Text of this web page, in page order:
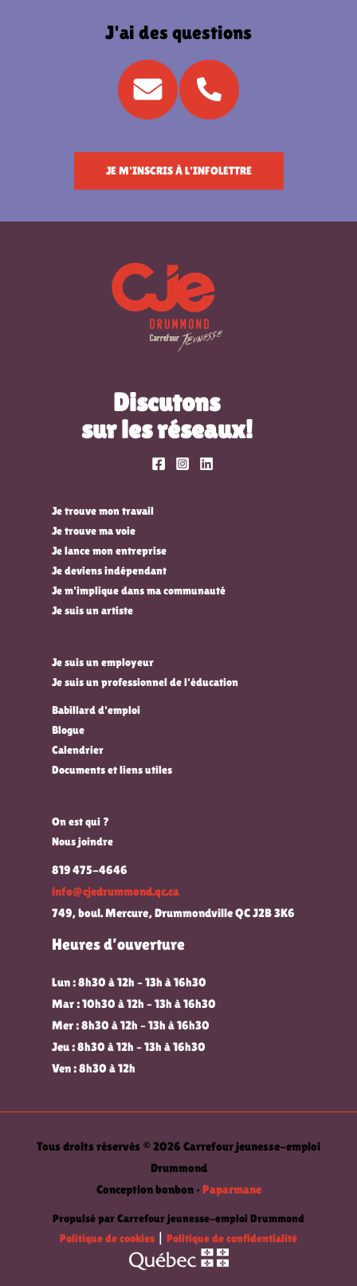
J'ai des questions
JE M'INSCRIS À L'INFOLETTRE
Discutons
sur les réseaux!
Je trouve mon travail
Je trouve ma voie
Je lance mon entreprise
Je deviens indépendant
Je m'implique dans ma communauté
Je suis un artiste
Je suis un employeur
Je suis un professionnel de l'éducation
Babillard d'emploi
Blogue
Calendrier
Documents et liens utiles
On est qui ?
Nous joindre
819 475-4646
info@cjedrummond.qc.ca
749, boul. Mercure, Drummondville QC J2B 3K6
Heures d’ouverture
Lun : 8h30 à 12h – 13h à 16h30
Mar : 10h30 à 12h – 13h à 16h30
Mer : 8h30 à 12h – 13h à 16h30
Jeu : 8h30 à 12h – 13h à 16h30
Ven : 8h30 à 12h
Tous droits réservés © 2026 Carrefour jeunesse-emploi
Drummond
Conception bonbon • Paparmane
Propulsé par Carrefour jeunesse-emploi Drummond
Politique de cookies
Politique de confidentialité